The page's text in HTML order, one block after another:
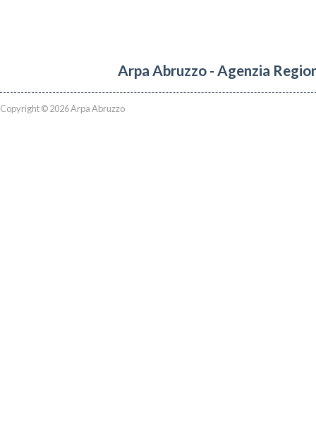
Arpa Abruzzo - Agenzia
Copyright © 2026 Arpa Abruzzo